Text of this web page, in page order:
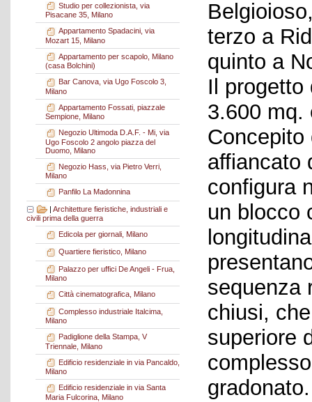
Studio per collezionista, via
Pisacane 35, Milano
Appartamento Spadacini, via
Mozart 15, Milano
Appartamento per scapolo, Milano
(casa Bolchini)
Bar Canova, via Ugo Foscolo 3,
Milano
Appartamento Fossati, piazzale
Sempione, Milano
Negozio Ultimoda D.A.F. - Mi, via
Ugo Foscolo 2 angolo piazza del
Duomo, Milano
Negozio Hass, via Pietro Verri,
Milano
Panfilo La Madonnina
| Architetture fieristiche, industriali e
civili prima della guerra
Edicola per giornali, Milano
Quartiere fieristico, Milano
Palazzo per uffici De Angeli - Frua,
Milano
Città cinematografica, Milano
Complesso industriale Italcima,
Milano
Padiglione della Stampa, V
Triennale, Milano
Edificio residenziale in via Pancaldo,
Milano
Edificio residenziale in via Santa
Maria Fulcorina, Milano
terzo a
quinto a
Il progetto
3.600 mq.
Concepito
affiancato
configura
un blocco
sequenza
chiusi,
superiore
gradonato.